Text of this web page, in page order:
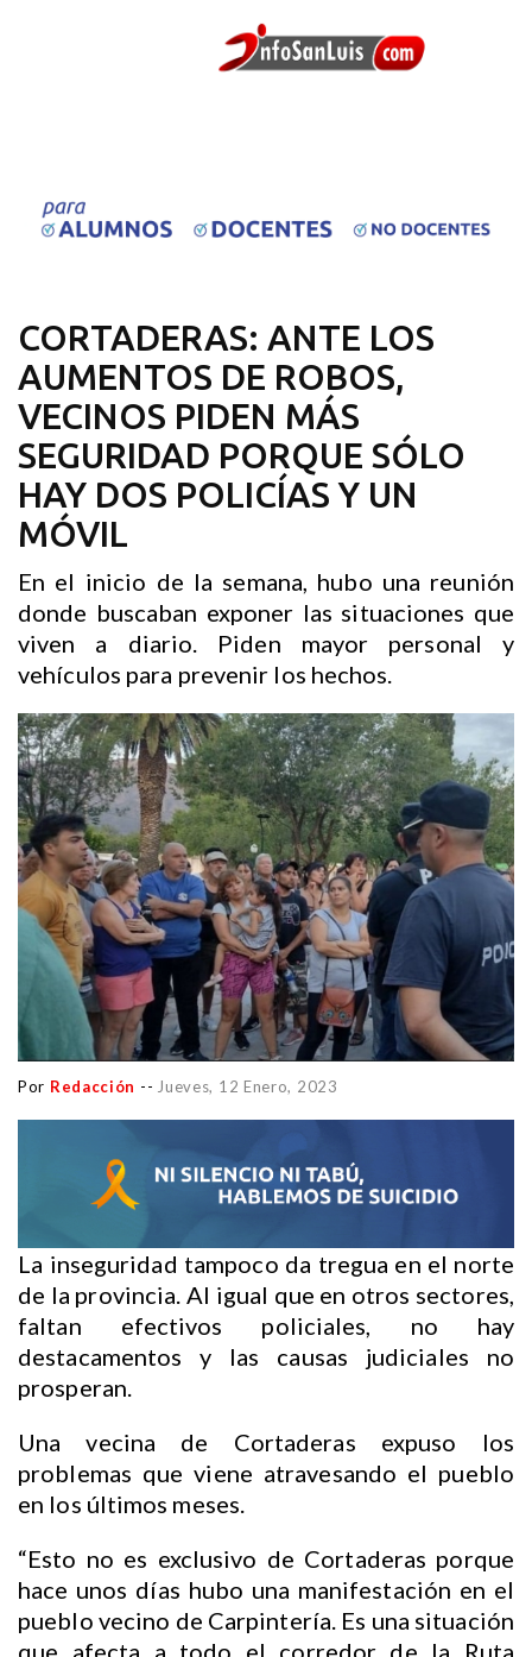
CORTADERAS: ANTE LOS
AUMENTOS DE ROBOS,
VECINOS PIDEN MÁS
SEGURIDAD PORQUE SÓLO
HAY DOS POLICÍAS Y UN
MÓVIL
En el inicio de la semana, hubo una reunión
donde buscaban exponer las situaciones que
viven a diario. Piden mayor personal y
vehículos para prevenir los hechos.
Por Redacción -- Jueves, 12 Enero, 2023
La inseguridad tampoco da tregua en el norte
de la provincia. Al igual que en otros sectores,
faltan efectivos policiales, no hay
destacamentos y las causas judiciales no
prosperan.
Una vecina de Cortaderas expuso los
problemas que viene atravesando el pueblo
en los últimos meses.
“Esto no es exclusivo de Cortaderas porque
hace unos días hubo una manifestación en el
pueblo vecino de Carpintería. Es una situación
que afecta a todo el corredor de la Ruta